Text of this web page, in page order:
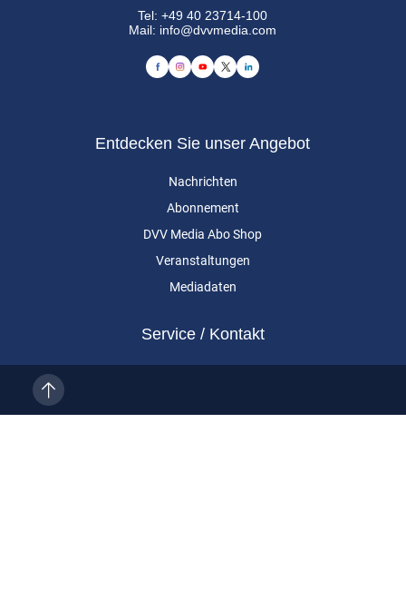
Tel:+49 40 23714-100
Mail: info@dvvmedia.com
Entdecken Sie unser Angebot
Nachrichten
Abonnement
DVV Media Abo Shop
Veranstaltungen
Mediadaten
Service / Kontakt